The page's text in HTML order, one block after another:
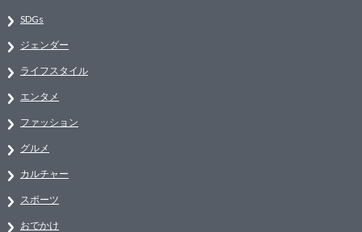
SDGs
ジェンダー
ライフスタイル
エンタメ
ファッション
グルメ
カルチャー
スポーツ
おでかけ